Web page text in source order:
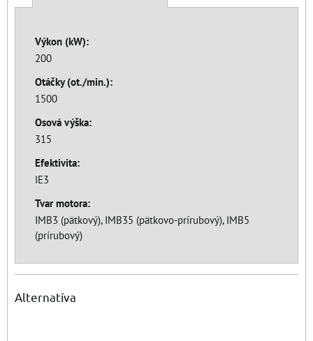
Výkon (kW):
200
Otáčky (ot./min.):
1500
Osová výška:
315
Efektivita:
IE3
Tvar motora:
IMB3 (pätkový), IMB35 (pätkovo-prírubový), IMB5
(prírubový)
Alternatíva